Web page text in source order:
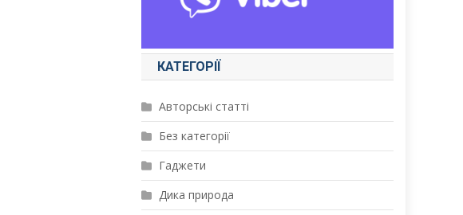
КАТЕГОРІЇ
Авторські статті
Без категорії
Гаджети
Дика природа